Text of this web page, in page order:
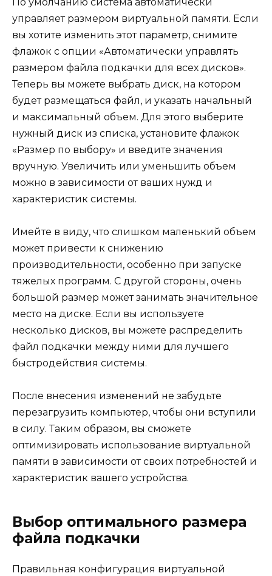
управляет размером виртуальной памяти. Если
вы хотите изменить этот параметр, снимите
флажок с опции «Автоматически управлять
размером файла подкачки для всех дисков».
Теперь вы можете выбрать диск, на котором
будет размещаться файл, и указать начальный
и максимальный объем. Для этого выберите
нужный диск из списка, установите флажок
«Размер по выбору» и введите значения
вручную. Увеличить или уменьшить объем
можно в зависимости от ваших нужд и
характеристик системы.
Имейте в виду, что слишком маленький объем
может привести к снижению
производительности, особенно при запуске
тяжелых программ. С другой стороны, очень
большой размер может занимать значительное
место на диске. Если вы используете
несколько дисков, вы можете распределить
файл подкачки между ними для лучшего
быстродействия системы.
После внесения изменений не забудьте
перезагрузить компьютер, чтобы они вступили
в силу. Таким образом, вы сможете
оптимизировать использование виртуальной
памяти в зависимости от своих потребностей и
характеристик вашего устройства.
Выбор оптимального размера
файла подкачки
Правильная конфигурация виртуальной